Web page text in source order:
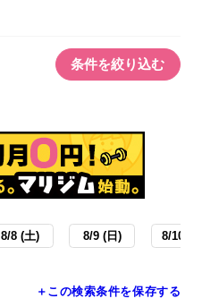
条件を絞り込む
8/8 (土) 8/9 (日) 8/10 (
＋この検索条件を保存する